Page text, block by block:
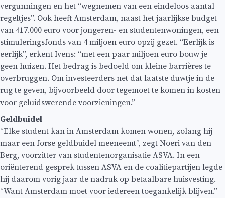
vergunningen en het “wegnemen van een eindeloos aantal
regeltjes”. Ook heeft Amsterdam, naast het jaarlijkse budget
van 417.000 euro voor jongeren- en studentenwoningen, een
stimuleringsfonds van 4 miljoen euro opzij gezet. “Eerlijk is
eerlijk”, erkent Ivens: “met een paar miljoen euro bouw je
geen huizen. Het bedrag is bedoeld om kleine barrières te
overbruggen. Om investeerders net dat laatste duwtje in de
rug te geven, bijvoorbeeld door tegemoet te komen in kosten
voor geluidswerende voorzieningen.”
Geldbuidel
“Elke student kan in Amsterdam komen wonen, zolang hij
maar een forse geldbuidel meeneemt”, zegt Noeri van den
Berg, voorzitter van studentenorganisatie ASVA. In een
oriënterend gesprek tussen ASVA en de coalitiepartijen legde
hij daarom vorig jaar de nadruk op betaalbare huisvesting.
“Want Amsterdam moet voor iedereen toegankelijk blijven.”